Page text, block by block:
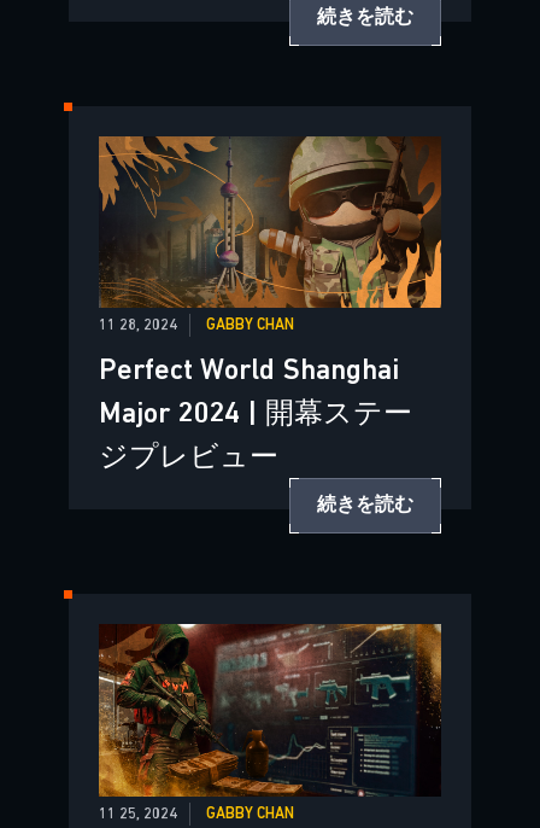
続きを読む
11 28, 2024 GABBY CHAN
Perfect World Shanghai
Major 2024 | 開幕ステー
ジプレビュー
続きを読む
11 25, 2024 GABBY CHAN